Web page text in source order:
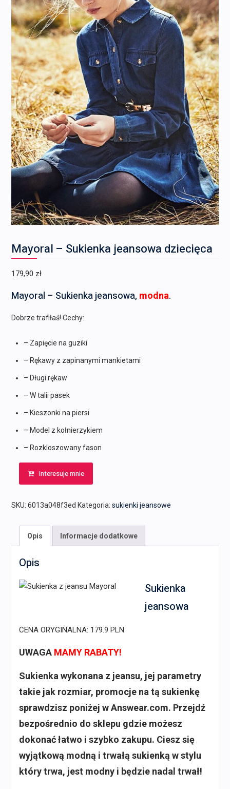
Mayoral – Sukienka jeansowa dziecięca
179,90 zł
Mayoral – Sukienka jeansowa, modna.
Dobrze trafiłaś! Cechy:
– Zapięcie na guziki
– Rękawy z zapinanymi mankietami
– Długi rękaw
– W talii pasek
– Kieszonki na piersi
– Model z kołnierzykiem
– Rozkloszowany fason
Interesuje mnie
SKU: 6013a048f3ed Kategoria: sukienki jeansowe
Opis Informacje dodatkowe
Opis
Sukienka
jeansowa
CENA ORYGINALNA: 179.9 PLN
UWAGA MAMY RABATY!
Sukienka wykonana z jeansu, jej parametry
takie jak rozmiar, promocje na tą sukienkę
sprawdzisz poniżej w Answear.com. Przejdź
bezpośrednio do sklepu gdzie możesz
dokonać łatwo i szybko zakupu. Ciesz się
wyjątkową modną i trwałą sukienką w stylu
który trwa, jest modny i będzie nadal trwał!